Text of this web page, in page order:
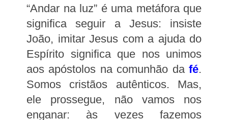
“Andar na luz” é uma metáfora que
significa seguir a Jesus: insiste
João, imitar Jesus com a ajuda do
Espírito significa que nos unimos
aos apóstolos na comunhão da fé.
Somos cristãos autênticos. Mas,
ele prossegue, não vamos nos
enganar: às vezes fazemos